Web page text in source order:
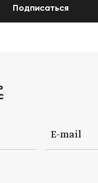
Подписаться